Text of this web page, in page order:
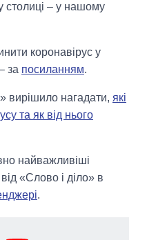
столиці – у нашому
коронавірус у
за посиланням.
вирішило нагадати, які
та як від нього
найважливіші
«Слово і діло» в
.